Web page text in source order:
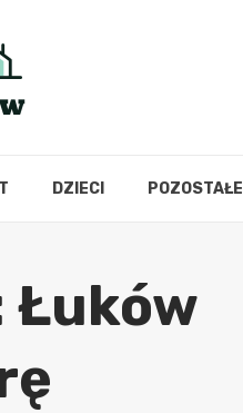
DZIECI POZOSTAŁE
Łuków